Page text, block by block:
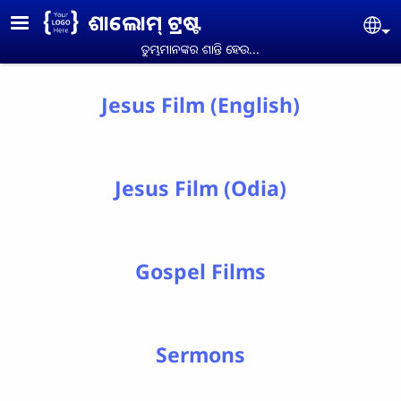
Skip to main content
ଶାଲୋମ୍ ଟ୍ରଷ୍ଟ
ତୁମ୍ଭମାନଙ୍କର ଶାନ୍ତି ହେଉ...
Jesus Film (English)
Jesus Film (Odia)
Gospel Films
Sermons